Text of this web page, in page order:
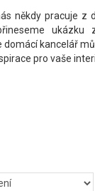
někdy pracuje z
ukázku
domácí kancelář
pro vaše